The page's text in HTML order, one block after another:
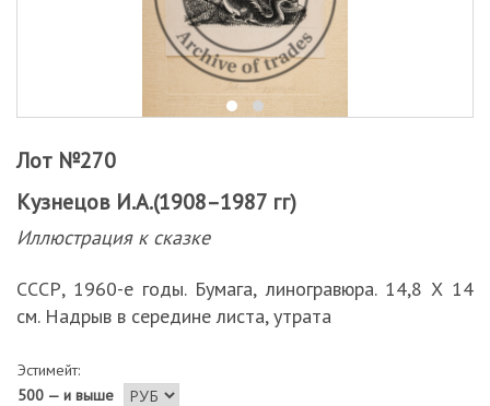
Лот №270
Кузнецов И.А.(1908–1987 гг)
Иллюстрация к сказке
СССР, 1960-е годы. Бумага, линогравюра. 14,8 Х 14
см. Надрыв в середине листа, утрата
Эстимейт:
500 — и выше